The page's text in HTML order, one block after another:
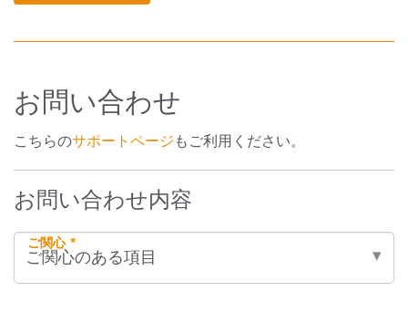
お問い合わせ
こちらのサポートページ もご利用ください。
お問い合わせ内容
ご関心 *